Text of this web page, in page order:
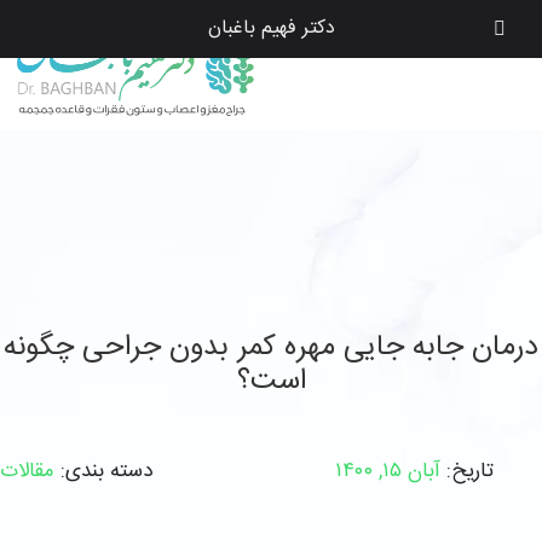
دکتر فهیم باغبان
درمان جابه جایی مهره کمر بدون جراحی چگونه
است؟
تاریخ: آبان ۱۵, ۱۴۰۰ دسته بندی: مقالات